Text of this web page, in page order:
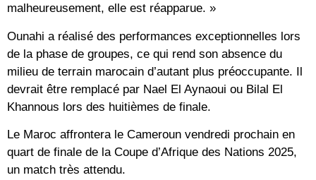
malheureusement, elle est réapparue. »
Ounahi a réalisé des performances exceptionnelles lors
de la phase de groupes, ce qui rend son absence du
milieu de terrain marocain d’autant plus préoccupante. Il
devrait être remplacé par Nael El Aynaoui ou Bilal El
Khannous lors des huitièmes de finale.
Le Maroc affrontera le Cameroun vendredi prochain en
quart de finale de la Coupe d’Afrique des Nations 2025,
un match très attendu.